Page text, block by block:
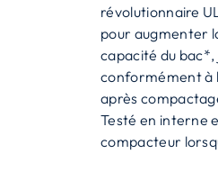
révolutionnaire
pour augmenter
capacité du
conformément à
après
Testé en interne
compacteur